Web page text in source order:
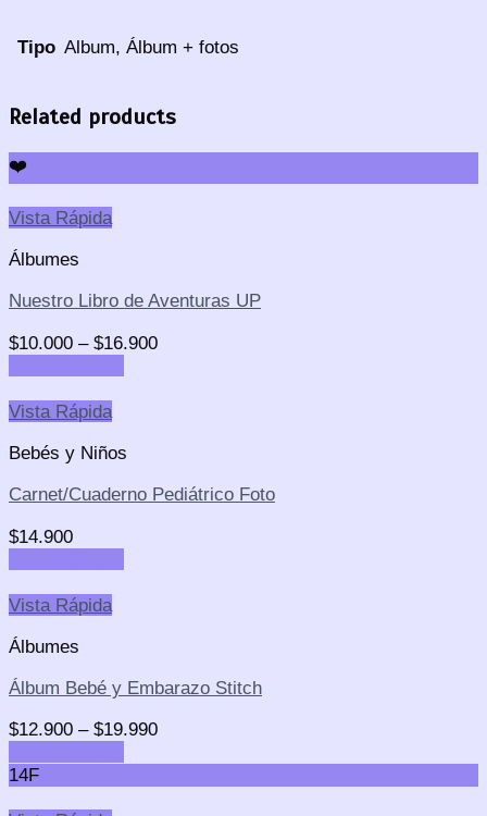
Tipo Album, Álbum + fotos
Related products
❤️
Vista Rápida
Álbumes
Nuestro Libro de Aventuras UP
$10.000 – $16.900
Vista Rápida
Bebés y Niños
Carnet/Cuaderno Pediátrico Foto
$14.900
Vista Rápida
Álbumes
Álbum Bebé y Embarazo Stitch
$12.900 – $19.990
14F